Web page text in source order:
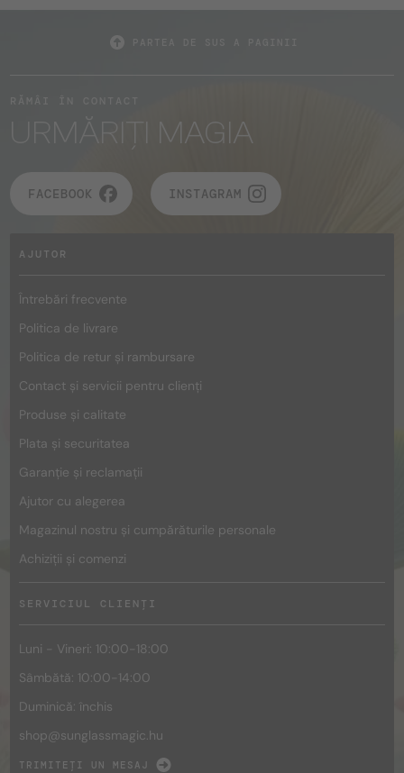
URMĂRIȚI MAGIA
FACEBOOK INSTAGRAM
AJUTOR
Întrebări frecvente
Politica de livrare
Politica de retur și rambursare
Contact și servicii pentru clienți
Produse și calitate
Plata și securitatea
Garanție și reclamații
Ajutor cu alegerea
Magazinul nostru și cumpărăturile personale
Achiziții și comenzi
SERVICIUL CLIENȚI
Luni - Vineri: 10:00-18:00
Sâmbătă: 10:00-14:00
Duminică: închis
shop@sunglassmagic.hu
TRIMITEȚI UN MESAJ